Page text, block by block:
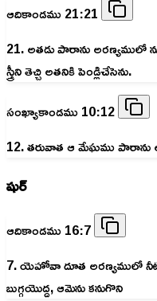
ఆదికాండము 21:21
21. అతడు పారాను అరణ్యములో
స్త్రీని తెచ్చి అతనికి పెండ్లిచేసెను.
సంఖ్యాకాండము 10:12
12. తరువాత ఆ మేఘము పారాను
షుర్
ఆదికాండము 16:7
7. యెహోవా దూత అరణ్యములో
బుగ్గయొద్ద, ఆమెను కనుగొని